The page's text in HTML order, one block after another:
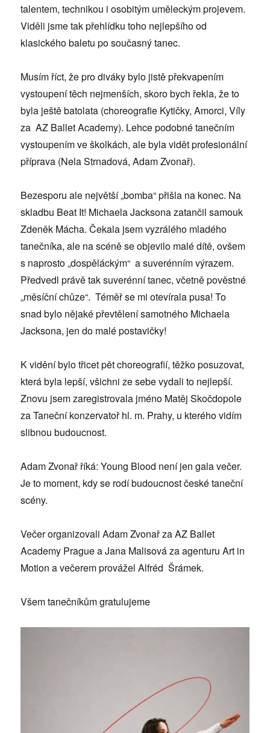
talentem, technikou i osobitým uměleckým projevem.
Viděli jsme tak přehlídku toho nejlepšího od
klasického baletu po současný tanec.
Musím říct, že pro diváky bylo jistě překvapením
vystoupení těch nejmenších, skoro bych řekla, že to
byla ještě batolata (choreografie Kytičky, Amorci, Víly
za AZ Ballet Academy). Lehce podobné tanečním
vystoupením ve školkách, ale byla vidět profesionální
příprava (Nela Strnadová, Adam Zvonař).
Bezesporu ale největší „bomba“ přišla na konec. Na
skladbu Beat It! Michaela Jacksona zatančil samouk
Zdeněk Mácha. Čekala jsem vyzrálého mladého
tanečníka, ale na scéně se objevilo malé dítě, ovšem
s naprosto „dospěláckým“ a suverénním výrazem.
Předvedl právě tak suverénní tanec, včetně pověstné
„měsíční chůze“. Téměř se mi otevírala pusa! To
snad bylo nějaké převtělení samotného Michaela
Jacksona, jen do malé postavičky!
K vidění bylo třicet pět choreografií, těžko posuzovat,
která byla lepší, všichni ze sebe vydali to nejlepší.
Znovu jsem zaregistrovala jméno Matěj Skočdopole
za Taneční konzervatoř hl. m. Prahy, u kterého vidím
slibnou budoucnost.
Adam Zvonař říká: Young Blood není jen gala večer.
Je to moment, kdy se rodí budoucnost české taneční
scény.
Večer organizovali Adam Zvonař za AZ Ballet
Academy Prague a Jana Malisová za agenturu Art in
Motion a večerem provážel Alfréd Šrámek.
Všem tanečníkům gratulujeme